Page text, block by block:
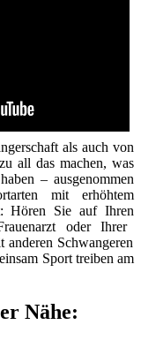
als auch von
all das machen, was
– ausgenommen
mit erhöhtem
Hören Sie auf Ihren
oder Ihrer
anderen Schwangeren
Sport treiben am
Nähe: